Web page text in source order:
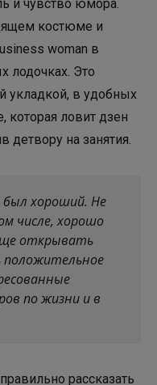
и чувство юмора.
костюме и
woman в
лодочках. Это
укладкой, в удобных
ловит дзен
детвору на занятия.
был хороший. Не
числе, хорошо
открывать
положительное
по жизни и в
рассказать